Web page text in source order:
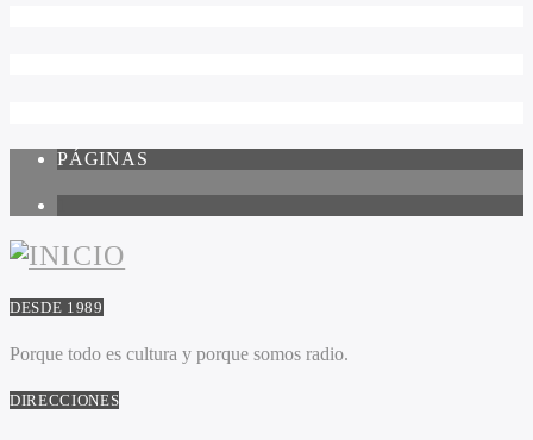
PÁGINAS
DESDE 1989
Porque todo es cultura y porque somos radio.
DIRECCIONES